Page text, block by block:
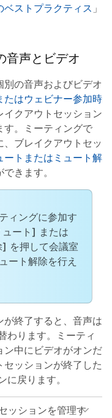
ストプラクティス 」
音声とビデオ
の音声およびビデオ
たはウェビナー参加時
イクアウトセッション
す。ミーティングで
ブレイクアウトセッ
ートまたはミュート解
できます。
ィングに参加す
ュート] または
] を押して会議室
ート解除を行え
終了すると、音声は
わります。ミーティ
ン中にビデオがオンだ
ッションが終了した
戻ります。
ッションを管理す